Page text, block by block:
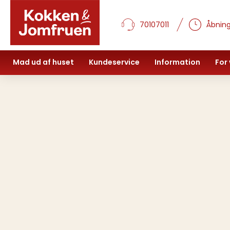
70107011
Mad ud af huset Kundeservice Information